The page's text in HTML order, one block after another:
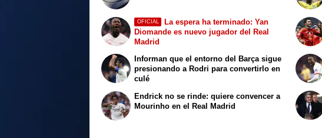
OFICIAL
La espera ha terminado: Yan
Diomande es nuevo jugador del Real
Madrid
Informan que el entorno del Barça sigue
presionando a Rodri para convertirlo en
culé
Endrick no se rinde: quiere convencer a
Mourinho en el Real Madrid